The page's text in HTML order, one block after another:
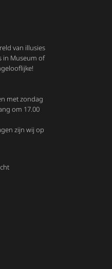
van illusies
in Museum of
met zondag
om 17.00
zijn wij op